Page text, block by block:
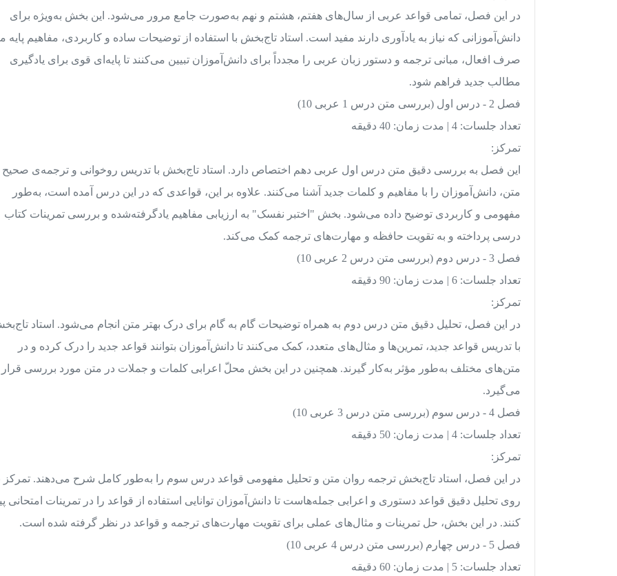
در این فصل، تمامی قواعد عربی از سال‌های هفتم، هشتم و نهم به‌صورت جامع مرور می‌شود. این بخش به‌ویژه برای
دانش‌آموزانی که نیاز به یادآوری دارند مفید است. استاد تاج‌بخش با استفاده از توضیحات ساده و کاربردی، مفاهیم پایه
صرف افعال، مبانی ترجمه و دستور زبان عربی را مجدداً برای دانش‌آموزان تبیین می‌کنند تا پایه‌ای قوی برای یادگیری
مطالب جدید فراهم شود.
فصل 2 - درس اول (بررسی متن درس 1 عربی 10)
تعداد جلسات: 4 | مدت زمان: 40 دقیقه
تمرکز:
این فصل به بررسی دقیق متن درس اول عربی دهم اختصاص دارد. استاد تاج‌بخش با تدریس روخوانی و ترجمه‌ی صحیح
متن، دانش‌آموزان را با مفاهیم و کلمات جدید آشنا می‌کنند. علاوه بر این، قواعدی که در این درس آمده است، به‌طور
مفهومی و کاربردی توضیح داده می‌شود. بخش "اختبر نفسک" به ارزیابی مفاهیم یادگرفته‌شده و بررسی تمرینات کتاب
درسی پرداخته و به تقویت حافظه و مهارت‌های ترجمه کمک می‌کند.
فصل 3 - درس دوم (بررسی متن درس 2 عربی 10)
تعداد جلسات: 6 | مدت زمان: 90 دقیقه
تمرکز:
در این فصل، تحلیل دقیق متن درس دوم به همراه توضیحات گام به گام برای درک بهتر متن انجام می‌شود. استاد
با تدریس قواعد جدید، تمرین‌ها و مثال‌های متعدد، کمک می‌کنند تا دانش‌آموزان بتوانند قواعد جدید را درک کرده و در
متن‌های مختلف به‌طور مؤثر به‌کار گیرند. همچنین در این بخش محلّ اعرابی کلمات و جملات در متن مورد بررسی قرار
می‌گیرد.
فصل 4 - درس سوم (بررسی متن درس 3 عربی 10)
تعداد جلسات: 4 | مدت زمان: 50 دقیقه
تمرکز:
در این فصل، استاد تاج‌بخش ترجمه روان متن و تحلیل مفهومی قواعد درس سوم را به‌طور کامل شرح می‌دهند. تمرکز
روی تحلیل دقیق قواعد دستوری و اعرابی جمله‌هاست تا دانش‌آموزان توانایی استفاده از قواعد را در تمرینات امتحانی
کنند. در این بخش، حل تمرینات و مثال‌های عملی برای تقویت مهارت‌های ترجمه و قواعد در نظر گرفته شده است.
فصل 5 - درس چهارم (بررسی متن درس 4 عربی 10)
تعداد جلسات: 5 | مدت زمان: 60 دقیقه